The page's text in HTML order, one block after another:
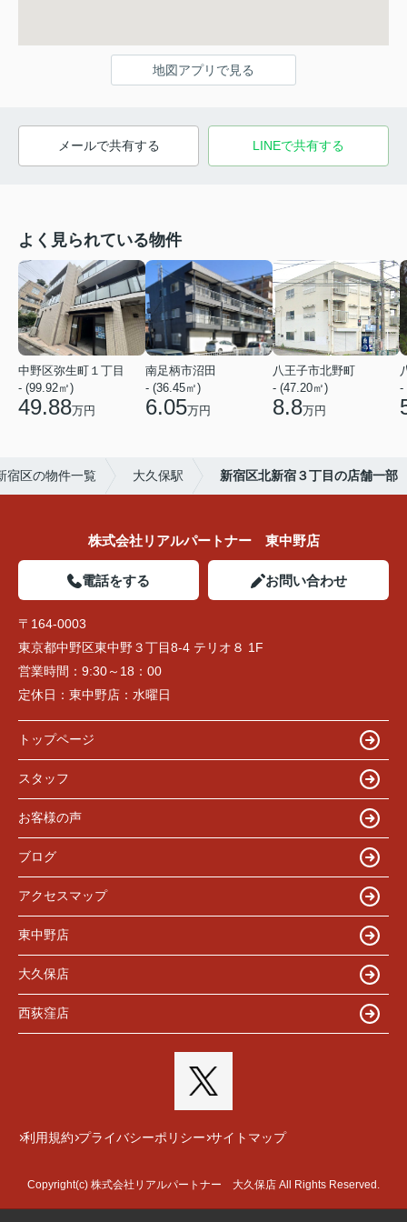
地図アプリで見る
メールで共有する LINEで共有する
よく見られている物件
中野区弥生町１丁目
- (99.92㎡)
49.88万円
南足柄市沼田
- (36.45㎡)
6.05万円
八王子市北野町
- (47.20㎡)
8.8万円
-
宿区の物件一覧 大久保駅 新宿区北新宿３丁目の店舗一部
株式会社リアルパートナー 東中野店
電話をする お問い合わせ
〒164-0003
東京都中野区東中野３丁目8-4 テリオ８ 1F
営業時間： 9:30～18：00
定休日： 東中野店：水曜日
トップページ
スタッフ
お客様の声
ブログ
アクセスマップ
東中野店
大久保店
西荻窪店
利用規約 プライバシーポリシー サイトマップ
Copyright(c) 株式会社リアルパートナー 大久保店 All Rights Reserved.